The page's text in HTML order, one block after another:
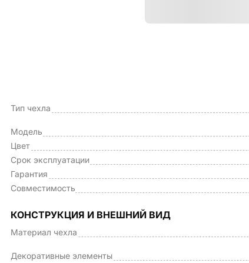
Тип чехла
Модель
Цвет
Срок эксплуатации
Гарантия
Совместимость
КОНСТРУКЦИЯ И ВНЕШНИЙ ВИД
Материал чехла
Декоративные элементы